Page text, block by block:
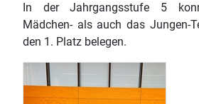
In der Jahrgangsstufe 5
Mädchen- als auch das Jungen-
den 1. Platz belegen.